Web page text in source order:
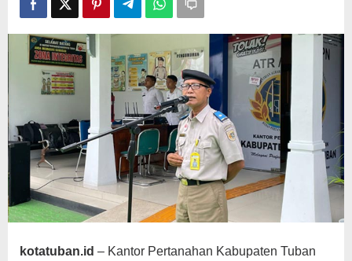
Zona
Integritas
kotatuban.id – Kantor Pertanahan Kabupaten Tuban